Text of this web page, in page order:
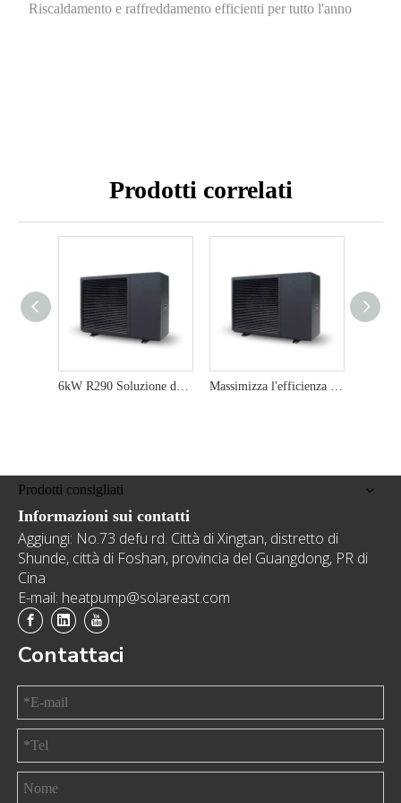
Riscaldamento e raffreddamento efficienti per tutto l'anno
Prodotti correlati
6kW R290 Soluzione di riscaldamento e raffreddamento per la pompa di calore e raffreddamento per la sorgente di aria ecologica e rispettosa Massimizza l'efficienza con lo scaldacqua per acqua di calore ecologica da 12 kW R290
Prodotti consigliati
Informazioni sui contatti
Aggiungi: No.73 defu rd. Città di Xingtan, distretto di
Shunde, città di Foshan, provincia del Guangdong, PR di
Cina
E-mail: heatpump@solareast.com
Contattaci